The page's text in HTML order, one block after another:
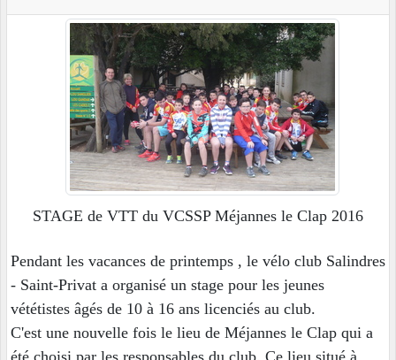
STAGE de VTT du VCSSP Méjannes le Clap 2016
Pendant les vacances de printemps , le vélo club Salindres
- Saint-Privat a organisé un stage pour les jeunes
vététistes âgés de 10 à 16 ans licenciés au club.
C'est une nouvelle fois le lieu de Méjannes le Clap qui a
été choisi par les responsables du club. Ce lieu situé à